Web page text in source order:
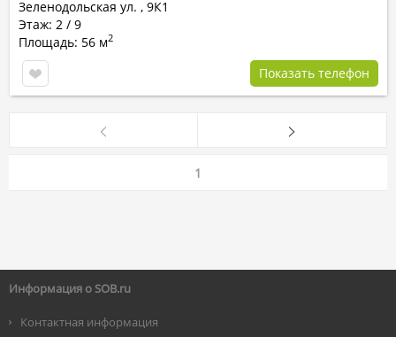
Зеленодольская ул. , 9К1
Этаж: 2 / 9
Площадь: 56 м2
Показать телефон
1
Информация о SOB.ru
Контактная информация